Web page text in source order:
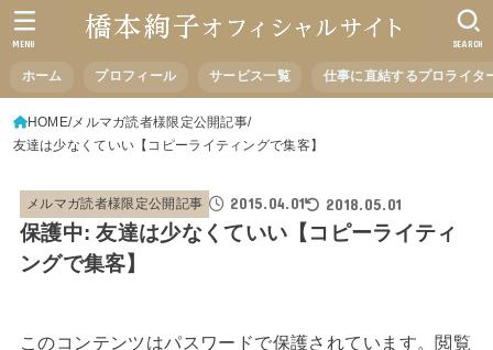
ホーム プロフィール サービス一覧 仕事に直結するプロライタ
SEARCH
MENU
HOME メルマガ読者様限定公開記事
友達は少なくていい【コピーライティングで集客】
メルマガ読者様限定公開記事 2015.04.01 2018.05.01
保護中: 友達は少なくていい【コピーライティ
ングで集客】
このコンテンツはパスワードで保護されています。閲覧